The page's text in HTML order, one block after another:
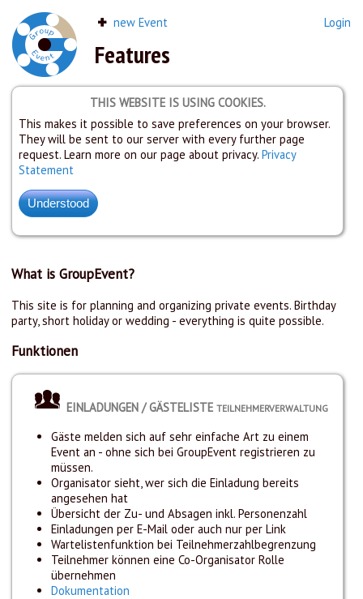
new Event Login
Features
THIS WEBSITE IS USING COOKIES.
This makes it possible to save preferences on your browser.
They will be sent to our server with every further page
request. Learn more on our page about privacy. Privacy
Statement
What is GroupEvent?
This site is for planning and organizing private events. Birthday
party, short holiday or wedding - everything is quite possible.
Funktionen
EINLADUNGEN / GÄSTELISTE TEILNEHMERVERWALTUNG
Gäste melden sich auf sehr einfache Art zu einem
Event an - ohne sich bei GroupEvent registrieren zu
müssen.
Organisator sieht, wer sich die Einladung bereits
angesehen hat
Übersicht der Zu- und Absagen inkl. Personenzahl
Einladungen per E-Mail oder auch nur per Link
Wartelistenfunktion bei Teilnehmerzahlbegrenzung
Teilnehmer können eine Co-Organisator Rolle
übernehmen
Dokumentation